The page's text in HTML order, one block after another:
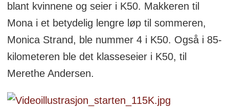
blant kvinnene og seier i K50. Makkeren til
Mona i et betydelig lengre løp til sommeren,
Monica Strand, ble nummer 4 i K50. Også i 85-
kilometeren ble det klasseseier i K50, til
Merethe Andersen.